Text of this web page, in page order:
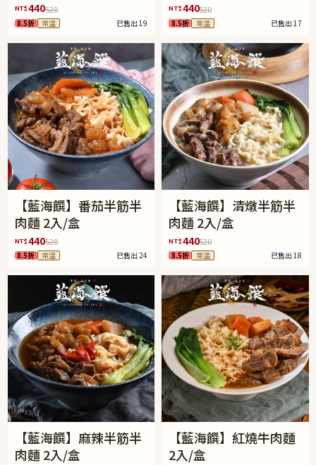
NT$440520
8.5折 常溫 已售出 19
NT$440520
8.5折 常溫 已售出 17
【藍海饌】番茄半筋半
肉麵 2入/盒
NT$440520
8.5折 常溫 已售出 24
【藍海饌】清燉半筋半
肉麵 2入/盒
NT$440520
8.5折 常溫 已售出 18
【藍海饌】麻辣半筋半
肉麵 2入/盒
【藍海饌】紅燒牛肉麵
2入/盒